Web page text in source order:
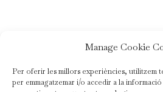
Manage Cookie
Per oferir les millors experiències, utilitzem
per emmagatzemar i/o accedir a la
Política de privacidad